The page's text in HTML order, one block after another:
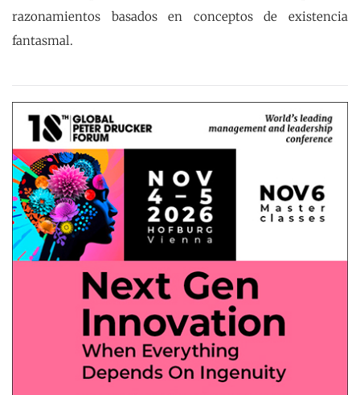
razonamientos basados en conceptos de existencia
fantasmal.